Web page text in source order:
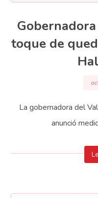
toque de
La gobernadora del
anunció